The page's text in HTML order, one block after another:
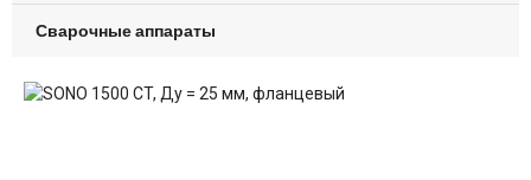
Сварочные аппараты